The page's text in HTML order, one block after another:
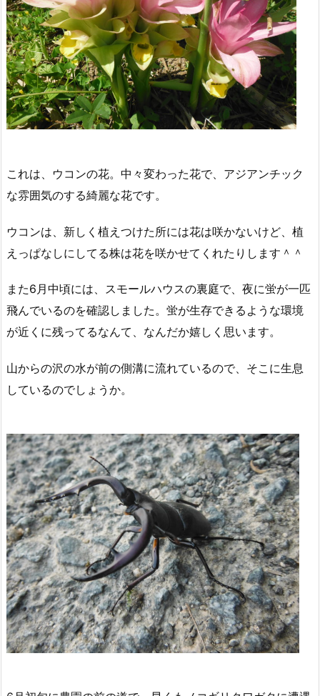
これは、ウコンの花。中々変わった花で、アジアンチック
な雰囲気のする綺麗な花です。
ウコンは、新しく植えつけた所には花は咲かないけど、植
えっぱなしにしてる株は花を咲かせてくれたりします＾＾
また6月中頃には、スモールハウスの裏庭で、夜に蛍が一匹
飛んでいるのを確認しました。蛍が生存できるような環境
が近くに残ってるなんて、なんだか嬉しく思います。
山からの沢の水が前の側溝に流れているので、そこに生息
しているのでしょうか。